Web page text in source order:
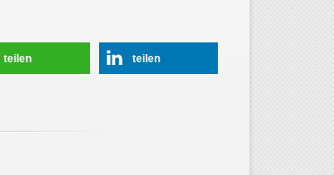
teilen teilen